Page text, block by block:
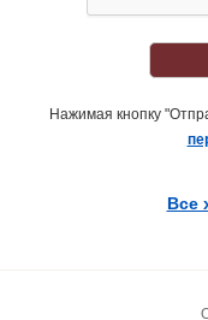
Нажимая кнопку
Все